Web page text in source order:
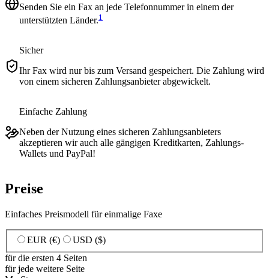
Senden Sie ein Fax an jede Telefonnummer in einem der
unterstützten Länder.1
Sicher
Ihr Fax wird nur bis zum Versand gespeichert. Die Zahlung wird
von einem sicheren Zahlungsanbieter abgewickelt.
Einfache Zahlung
Neben der Nutzung eines sicheren Zahlungsanbieters
akzeptieren wir auch alle gängigen Kreditkarten, Zahlungs-
Wallets und PayPal!
Preise
Einfaches Preismodell für einmalige Faxe
EUR (€)
USD ($)
für die ersten 4 Seiten
für jede weitere Seite